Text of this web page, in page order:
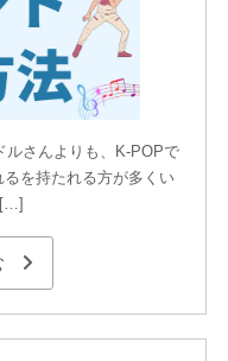
ルさんよりも、K-POPで
を持たれる方が多くい
[…]